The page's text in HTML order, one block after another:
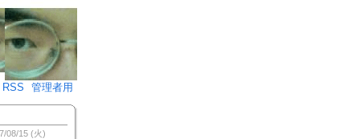
♪)÷2
RSS 管理者用
08/15 (火)